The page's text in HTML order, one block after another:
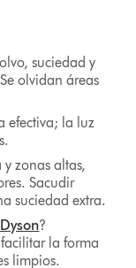
suciedad y
olvidan áreas
efectiva; la luz
zonas altas,
Sacudir
suciedad extra.
?
la forma
limpios.